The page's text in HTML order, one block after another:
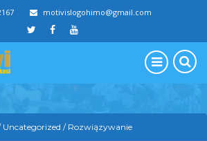
motivislogohimo@gmail.com
Uncategorized / Rozwiązywanie